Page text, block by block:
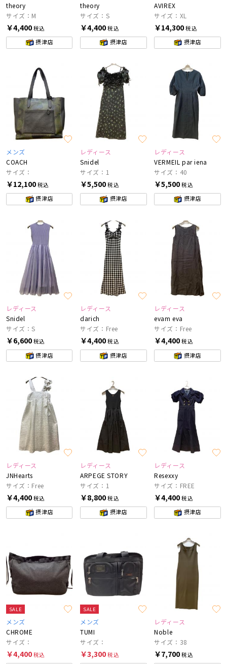
theory
サイズ：M
￥4,400税込
摂津店
theory
サイズ：S
￥4,400税込
摂津店
AVIREX
サイズ：XL
￥14,300税込
摂津店
メンズ
COACH
サイズ：
￥12,100税込
摂津店
レディース
Snidel
サイズ：1
￥5,500税込
摂津店
レディース
VERMEIL par iena
サイズ：40
￥5,500税込
摂津店
レディース
Snidel
サイズ：S
￥6,600税込
摂津店
レディース
darich
サイズ：Free
￥4,400税込
摂津店
レディース
evam eva
サイズ：Free
￥4,400税込
摂津店
レディース
JNHearts
サイズ：Free
￥4,400税込
摂津店
レディース
ARPEGE STORY
サイズ：1
￥8,800税込
摂津店
レディース
Resexxy
サイズ：FREE
￥4,400税込
摂津店
SALE
メンズ
CHROME
サイズ：
￥4,400税込
SALE
メンズ
TUMI
サイズ：
￥3,300税込
レディース
Noble
サイズ：38
￥7,700税込